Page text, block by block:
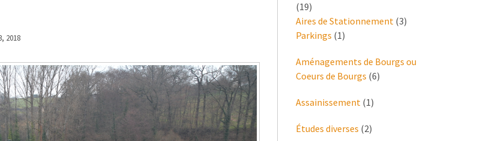
2018
(19)
Aires de Stationnement (3)
Parkings (1)
Aménagements de Bourgs ou
Coeurs de Bourgs (6)
Assainissement (1)
Études diverses (2)